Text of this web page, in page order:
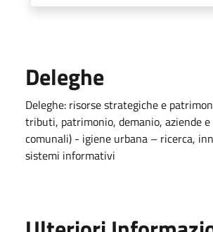
Deleghe
Deleghe: risorse strategiche e
tributi, patrimonio, demanio, aziende
comunali) - igiene urbana – ricerca,
sistemi informativi